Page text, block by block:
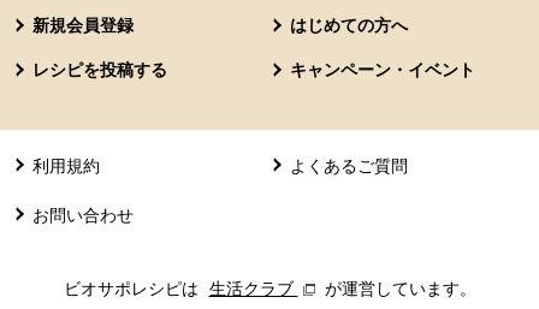
新規会員登録 はじめての方へ
レシピを投稿する キャンペーン・イベント
利用規約 よくあるご質問
お問い合わせ
ビオサポレシピは 生活クラブ 別のウィンドウで開きます。
が運営しています。